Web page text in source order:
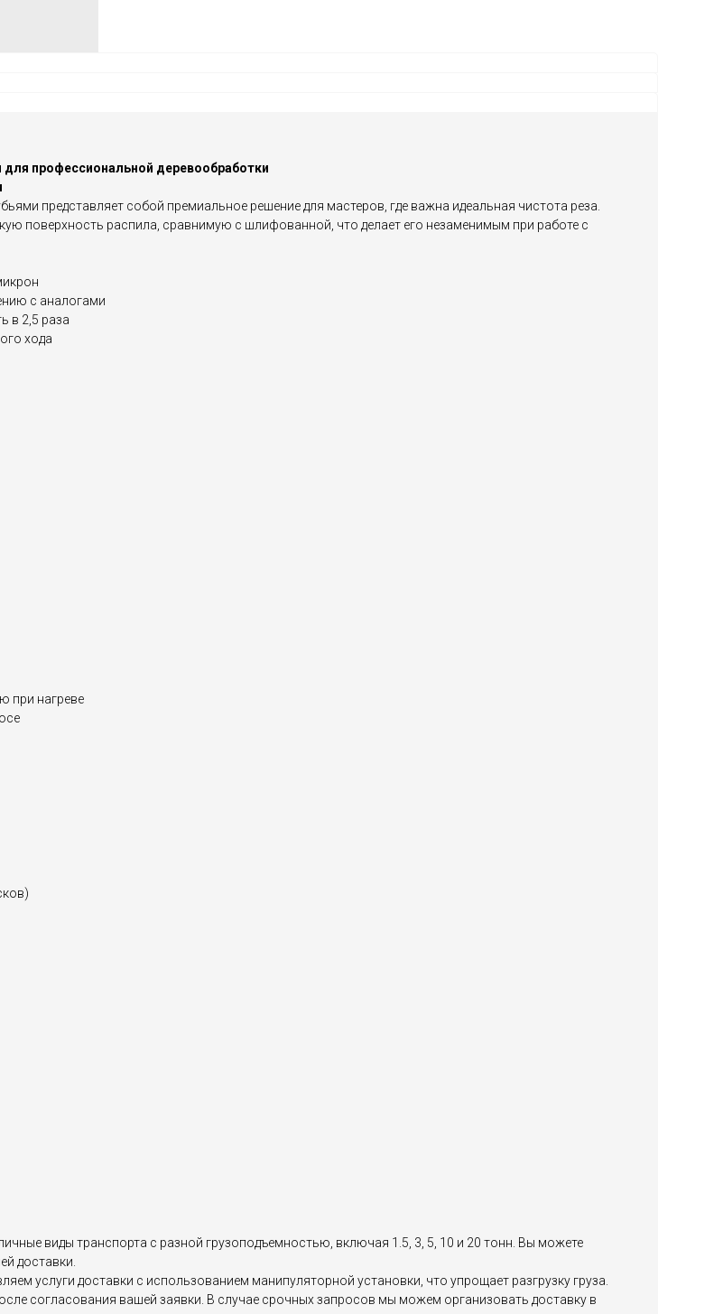
профессиональной деревообработки
представляет собой премиальное решение для мастеров, где важна идеальная чистота реза.
поверхность распила, сравнимую с шлифованной, что делает его незаменимым при работе с
с аналогами
в 2,5 раза
хода
при нагреве
виды транспорта с разной грузоподъемностью, включая 1.5, 3, 5, 10 и 20 тонн. Вы можете
доставки.
услуги доставки с использованием манипуляторной установки, что упрощает разгрузку груза.
согласования вашей заявки. В случае срочных запросов мы можем организовать доставку в